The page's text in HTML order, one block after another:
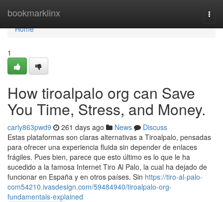
bookmarklinx
Home
Home
1
How tiroalpalo org can Save
You Time, Stress, and Money.
carly863pwd9 261 days ago News
Discuss
Estas plataformas son claras alternativas a Tiroalpalo, pensadas
para ofrecer una experiencia fluida sin depender de enlaces
frágiles. Pues bien, parece que esto último es lo que le ha
sucedido a la famosa Internet Tiro Al Palo, la cual ha dejado de
funcionar en España y en otros países. Sin https://tiro-al-palo-
com54210.ivasdesign.com/59484940/tiroalpalo-org-
fundamentals-explained